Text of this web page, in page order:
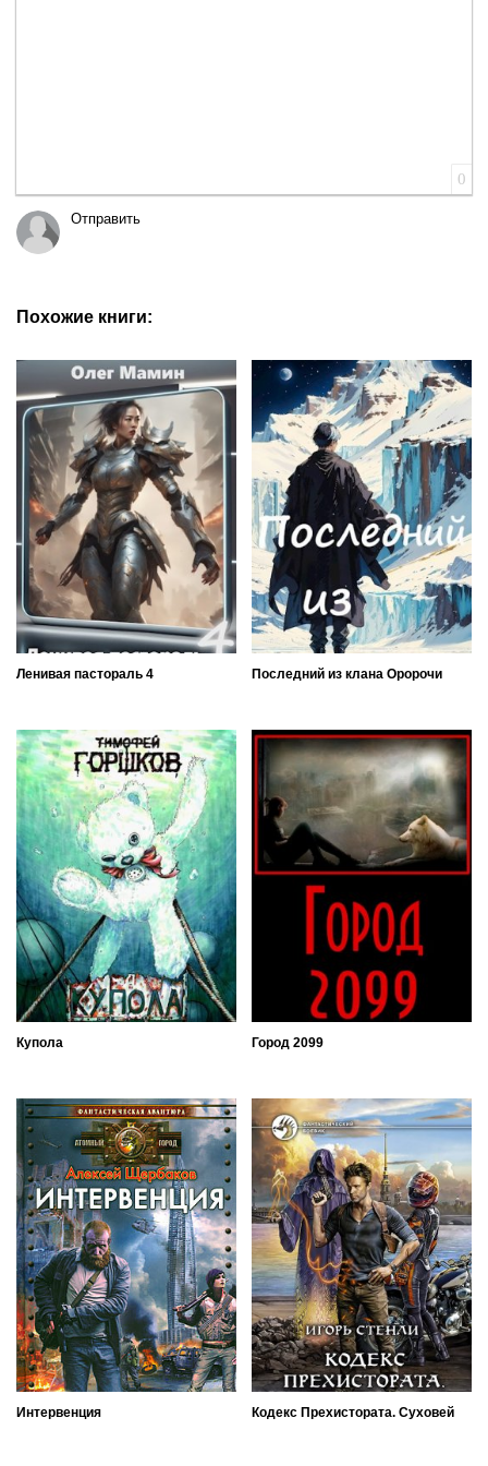
0
Отправить
Похожие книги:
Ленивая пастораль 4 Последний из клана Оророчи
Купола Город 2099
Интервенция Кодекс Прехистората. Суховей